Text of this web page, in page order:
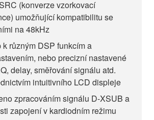
(konverze vzorkovací
umožňující kompatibilitu se
na 48kHz
k různým DSP funkcím a
nebo precizní nastavené
delay, směřování signálu atd.
intuitivního LCD displeje
zpracováním signálu D-XSUB a
zapojení v kardiodním režimu